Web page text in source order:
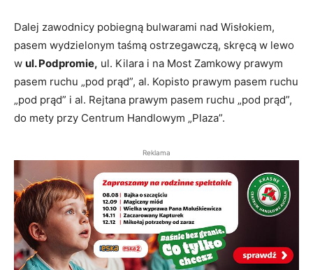
Dalej zawodnicy pobiegną bulwarami nad Wisłokiem,
pasem wydzielonym taśmą ostrzegawczą, skręcą w lewo
w ul. Podpromie, ul. Kilara i na Most Zamkowy prawym
pasem ruchu „pod prąd”, al. Kopisto prawym pasem ruchu
„pod prąd” i al. Rejtana prawym pasem ruchu „pod prąd”,
do mety przy Centrum Handlowym „Plaza”.
Reklama